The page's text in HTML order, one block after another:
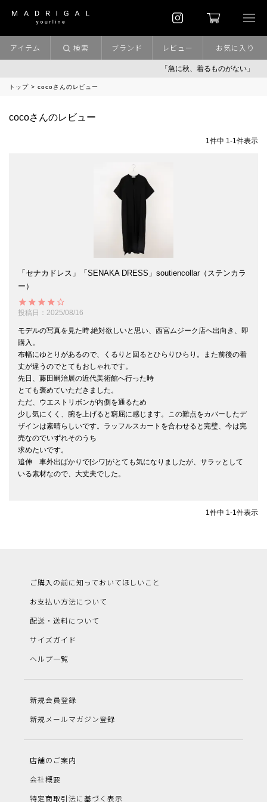
「急に秋、着るものがない」
アイテム 検索 ブランド レビュー お気に入り
トップ cocoさんのレビュー
cocoさんのレビュー
1件中 1-1件表示
「セナカドレス」「SENAKA DRESS」soutiencollar（ステンカラ
ー）
投稿日 2025/08/16
モデルの写真を見た時.絶対欲しいと思い、西宮ムジーク店へ出向き、即
購入。
布幅にゆとりがあるので、くるりと回るとひらりひらり。また前後の着
丈が違うのでとてもおしゃれです。
先日、藤田嗣治展の近代美術館へ行った時
とても褒めていただきました。
ただ、ウエストリボンが内側を通るため
少し気にくく、腕を上げると窮屈に感じます。この難点をカバーしたデ
ザインは素晴らしいです。ラッフルスカートを合わせると完璧、今は完
売なのでいずれそのうち
求めたいです。
追伸　車外出ばかりで[シワ]がとても気になりましたが、サラッとして
いる素材なので、大丈夫でした。
1件中 1-1件表示
ご購入の前に知っておいてほしいこと
お支払い方法について
配送・送料について
サイズガイド
ヘルプ一覧
新規会員登録
新規メールマガジン登録
店舗のご案内
会社概要
特定商取引法に基づく表示